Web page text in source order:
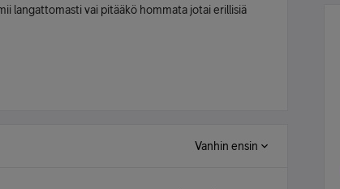
langattomasti vai pitääkö hommata jotai erillisiä
Vanhin ensin